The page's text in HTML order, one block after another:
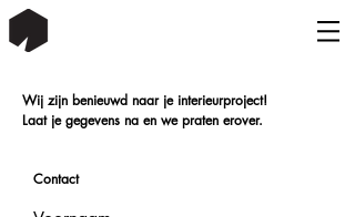
Wij zijn benieuwd naar je interieurproject!
Laat je gegevens na en we praten erover.
Contact